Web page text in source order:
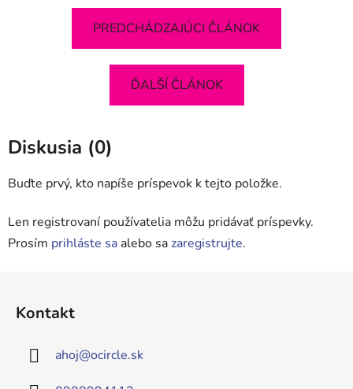
PREDCHÁDZAJÚCI ČLÁNOK
ĎALŠÍ ČLÁNOK
Diskusia (0)
Buďte prvý, kto napíše príspevok k tejto položke.
Len registrovaní používatelia môžu pridávať príspevky.
Prosím prihláste sa alebo sa zaregistrujte.
Kontakt
ahoj@ocircle.sk